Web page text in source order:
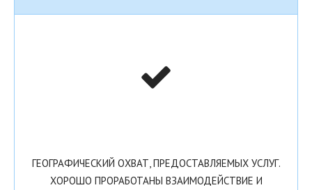
ГЕОГРАФИЧЕСКИЙ ОХВАТ, ПРЕДОСТАВЛЯЕМЫХ УСЛУГ.
ХОРОШО ПРОРАБОТАНЫ ВЗАИМОДЕЙСТВИЕ И